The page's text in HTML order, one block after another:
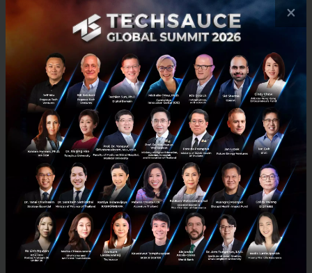
| By
healthtech healthcare techsauce-healthspan-festival-2026
×